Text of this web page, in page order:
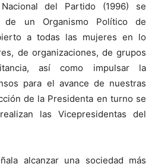
del Partido (1996) se
de un Organismo Político de
a todas las mujeres en lo
de organizaciones, de grupos
así como impulsar la
para el avance de nuestras
de la Presidenta en turno se
las Vicepresidentas del
alcanzar una sociedad más